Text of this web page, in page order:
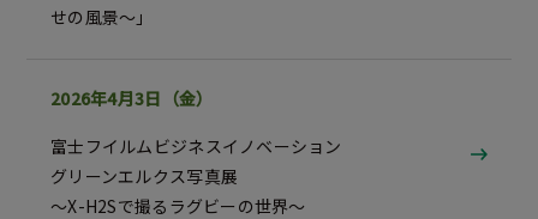
せの風景～」
2026年4月3日（金）
富士フイルムビジネスイノベーション
グリーンエルクス写真展
～X-H2Sで撮るラグビーの世界～